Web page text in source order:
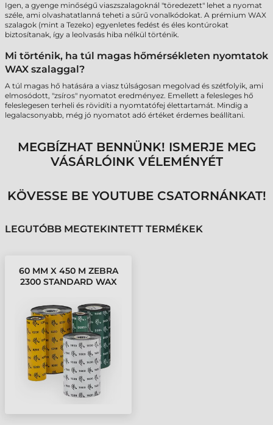
Igen, a gyenge minőségű viaszszalagoknál "töredezett" lehet a nyomat
széle, ami olvashatatlanná teheti a sűrű vonalkódokat. A prémium WAX
szalagok (mint a Tezeko) egyenletes fedést és éles kontúrokat
biztosítanak, így a leolvasás hiba nélkül történik.
Mi történik, ha túl magas hőmérsékleten nyomtatok
WAX szalaggal?
A túl magas hő hatására a viasz túlságosan megolvad és szétfolyik, ami
elmosódott, "zsíros" nyomatot eredményez. Emellett a felesleges hő
feleslegesen terheli és rövidíti a nyomtatófej élettartamát. Mindig a
legalacsonyabb, még jó nyomatot adó értéket érdemes beállítani.
MEGBÍZHAT BENNÜNK! ISMERJE MEG
VÁSÁRLÓINK VÉLEMÉNYÉT
KÖVESSE BE YOUTUBE CSATORNÁNKAT!
LEGUTÓBB MEGTEKINTETT TERMÉKEK
60 MM X 450 M ZEBRA
2300 STANDARD WAX